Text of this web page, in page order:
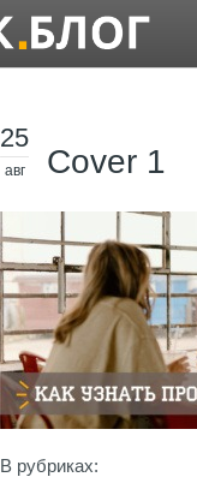
25
авг Cover 1
В рубриках: